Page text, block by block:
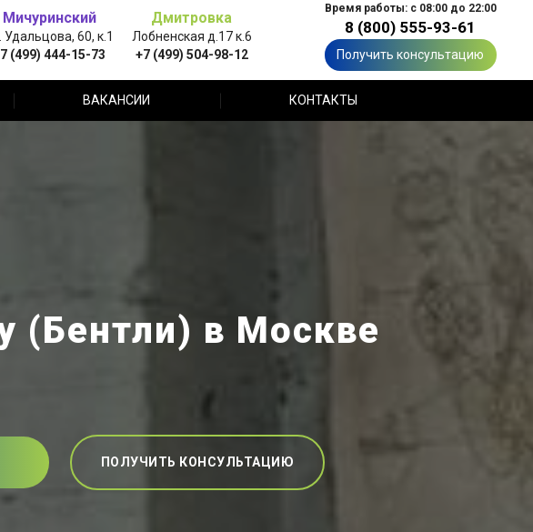
Мичуринский
Удальцова, 60, к.1
(499) 444-15-73
Дмитровка
Лобненская д.17 к.6
+7 (499) 504-98-12
Время работы: с 08:00 до 22:00
8 (800) 555-93-61
Получить консультацию
ВАКАНСИИ КОНТАКТЫ
(Бентли) в Москве
ПОЛУЧИТЬ КОНСУЛЬТАЦИЮ